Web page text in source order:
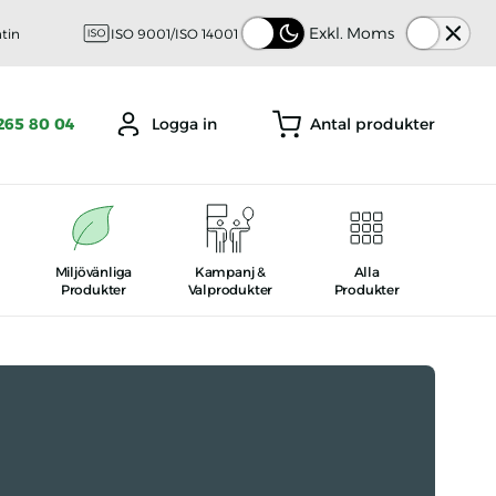
80 04
Logga in Antal produkter
Miljövänliga
Produkter
Kampanj&
Valprodukter
Alla
Produkter
Exkl. Moms
Tema
ISO 9001/ISO 14001